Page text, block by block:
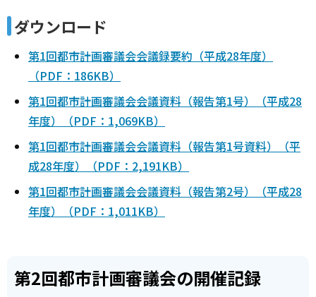
ダウンロード
第1回都市計画審議会会議録要約（平成28年度）
（PDF：186KB）
第1回都市計画審議会会議資料（報告第1号）（平成28
年度）（PDF：1,069KB）
第1回都市計画審議会会議資料（報告第1号資料）（平
成28年度）（PDF：2,191KB）
第1回都市計画審議会会議資料（報告第2号）（平成28
年度）（PDF：1,011KB）
第2回都市計画審議会の開催記録